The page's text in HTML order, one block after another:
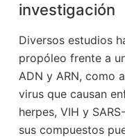
investigación
Diversos estudios
propóleo frente a
ADN y ARN, como
virus que causan
herpes, VIH y
sus compuestos